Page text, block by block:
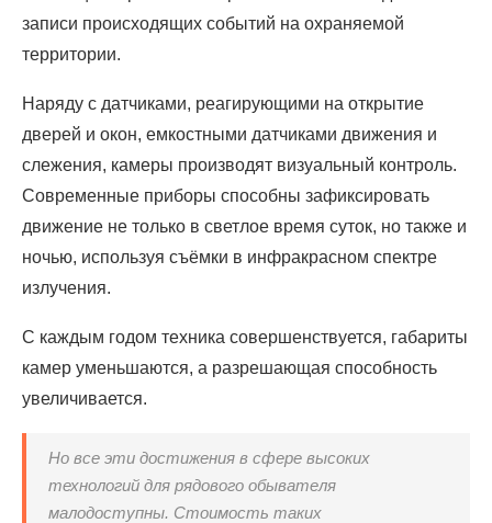
записи происходящих событий на охраняемой
территории.
Наряду с датчиками, реагирующими на открытие
дверей и окон, емкостными датчиками движения и
слежения, камеры производят визуальный контроль.
Современные приборы способны зафиксировать
движение не только в светлое время суток, но также и
ночью, используя съёмки в инфракрасном спектре
излучения.
С каждым годом техника совершенствуется, габариты
камер уменьшаются, а разрешающая способность
увеличивается.
Но все эти достижения в сфере высоких
технологий для рядового обывателя
малодоступны. Стоимость таких